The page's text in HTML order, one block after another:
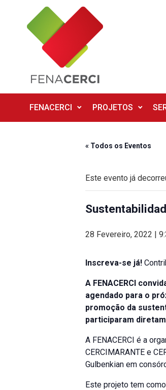
Skip to main content
FENACERCI PROJETOS
« Todos os Eventos
Este evento já
28 Fevereiro, 2022 |
Inscreva-se já!
A FENACERCI
agendado para o
promoção da
participaram
A FENACERCI é a
CERCIMARANTE e
Gulbenkian em
Este projeto tem